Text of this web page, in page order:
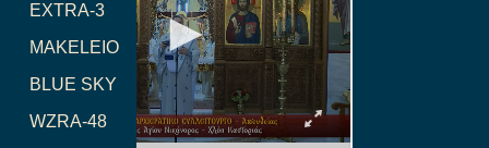
EXTRA-3
MAKELEIO
BLUE SKY
WZRA-48